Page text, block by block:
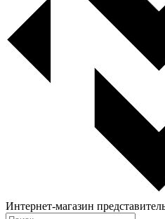
Интернет-магазин